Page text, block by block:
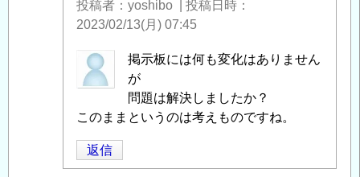
の
信
投稿者 yoshibo
投稿日時
2023/02/13(月) 07:45
pirlo
に
る
推
掲示板には何も変化はありません
が
問題は解決しましたか？
このままというのは考えものですね。
返信